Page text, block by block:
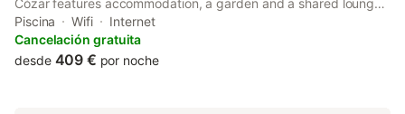
Cózar features accommodation, a garden and a shared lounge.
With pool views, this accommodation provides a patio and a
swimming pool.
Piscina Wifi
Internet
Cancelación gratuita
desde 409 € por noche